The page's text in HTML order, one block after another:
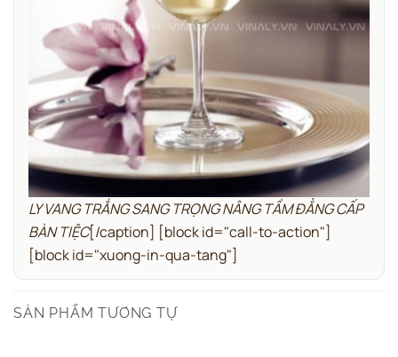
LY VANG TRẮNG SANG TRỌNG NÂNG TẦM ĐẲNG CẤP
BÀN TIỆC[/caption] [block id="call-to-action"]
[block id="xuong-in-qua-tang"]
SẢN PHẨM TƯƠNG TỰ